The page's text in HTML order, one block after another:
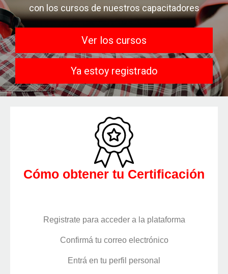
con los cursos de nuestros capacitadores
Ver los cursos
Ya estoy registrado
Cómo obtener tu Certificación
Registrate para acceder a la plataforma
Confirmá tu correo electrónico
Entrá en tu perfil personal